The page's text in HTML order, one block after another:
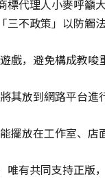
代理人小麥呼籲
不政策」以防觸法
戲，避免構成教唆
其放到網路平台進
擺放在工作室、店
有共同支持正版